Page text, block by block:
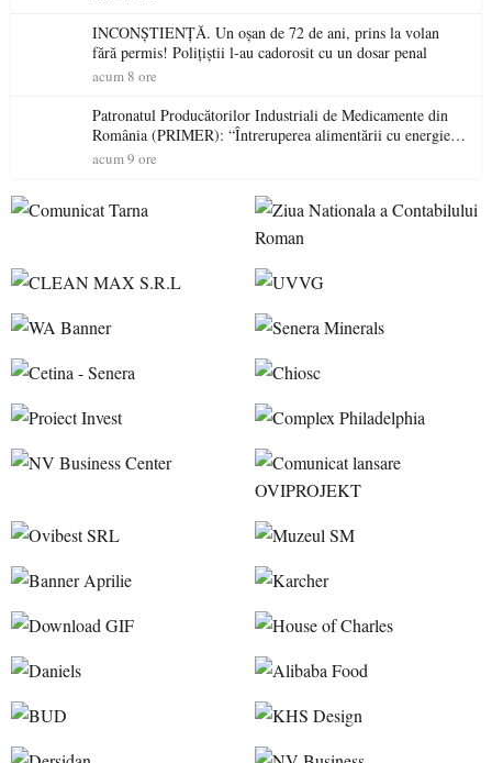
INCONȘTIENȚĂ. Un oșan de 72 de ani, prins la volan
fără permis! Polițiștii l-au cadorosit cu un dosar penal
acum 8 ore
Patronatul Producătorilor Industriali de Medicamente din
România (PRIMER): “Întreruperea alimentării cu energie
electrică a fabricilor de medicamente va pune în pericol
acum 9 ore